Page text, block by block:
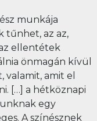
munkája
tűnhet, az az,
ellentétek
önmagán kívül
valamit, amit el
[…] a hétköznapi
egy
A színésznek